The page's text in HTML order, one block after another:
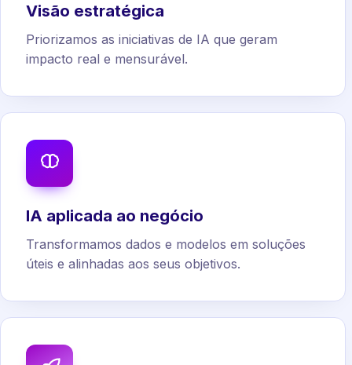
Visão estratégica
Priorizamos as iniciativas de IA que geram
impacto real e mensurável.
IA aplicada ao negócio
Transformamos dados e modelos em soluções
úteis e alinhadas aos seus objetivos.